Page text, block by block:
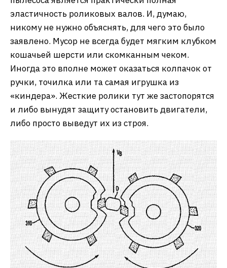
эластичность роликовых валов. И, думаю,
никому не нужно объяснять, для чего это было
заявлено. Мусор не всегда будет мягким клубком
кошачьей шерсти или скомканным чеком.
Иногда это вполне может оказаться колпачок от
ручки, точилка или та самая игрушка из
«киндера». Жесткие ролики тут же застопорятся
и либо вынудят защиту остановить двигатели,
либо просто выведут их из строя.